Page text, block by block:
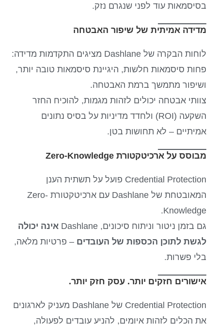
בסיסמאות עוד לפני שנגרם נזק.
מדידה אמיתית של שיפור האבטחה
לוחות הבקרה של Dashlane מציגים התקדמות מדידה:
פחות סיסמאות חלשות, היגיינת סיסמאות טובה יותר,
ושיפור מתמשך ברמת האבטחה.
צוותי אבטחה יכולים לזהות מגמות, להוכיח החזר
השקעה (ROI) ולחדד מדיניות על בסיס נתונים
אמיתיים – לא תחושות בטן.
מבוסס על ארכיטקטורת Zero-Knowledge
Credential Protection פועל על תשתית הענן
המאובטחת של Dashlane עם ארכיטקטורת Zero-
Knowledge.
גם בזמן ניטור וניתוח סיכונים, Dashlane
אינה יכולה
לגשת לתוכן הכספות של העובדים – פרטיות מלאה,
בלי פשרות.
אישורים חזקים יותר. עסק חזק יותר.
Credential Protection של Dashlane מעניק לארגונים
את הכלים לזהות איומים, להניע עובדים לפעולה,